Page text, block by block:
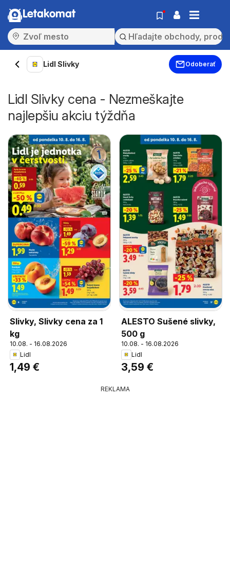
Letakomat
Lidl Slivky Odoberať
Lidl Slivky cena - Nezmeškajte
najlepšiu akciu týždňa
Slivky, Slivky cena za 1
kg
10.08. - 16.08.2026
Lidl
1,49 €
ALESTO Sušené slivky,
500 g
10.08. - 16.08.2026
Lidl
3,59 €
REKLAMA